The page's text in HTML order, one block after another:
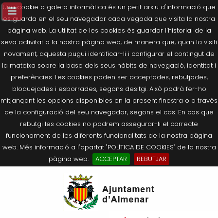
Una cookie o galeta informàtica és un petit arxiu d'informació que
es guarda en el seu navegador cada vegada que visita la nostra
pàgina web. La utilitat de les cookies és guardar l'historial de la
seva activitat a la nostra pàgina web, de manera que, quan la visiti
novament, aquesta pugui identificar-li i configurar el contingut de
la mateixa sobre la base dels seus hàbits de navegació, identitat i
preferències. Les cookies poden ser acceptades, rebutjades,
bloquejades i esborrades, segons desitgi. Això podrà fer-ho
mitjançant les opcions disponibles en la present finestra o a través
de la configuració del seu navegador, segons el cas. En cas que
rebutgi les cookies no podrem assegurar-li el correcte
funcionament de les diferents funcionalitats de la nostra pàgina
web. Més informació a l'apartat "POLÍTICA DE COOKIES" de la nostra
pàgina web.
ACCEPTAR
REBUTJAR
Salutació de l’Alcaldessa
Composició Consistori
Agricultura, Ramaderia i Medi
Què és la Seu Electrònica?
Últimes publicacions